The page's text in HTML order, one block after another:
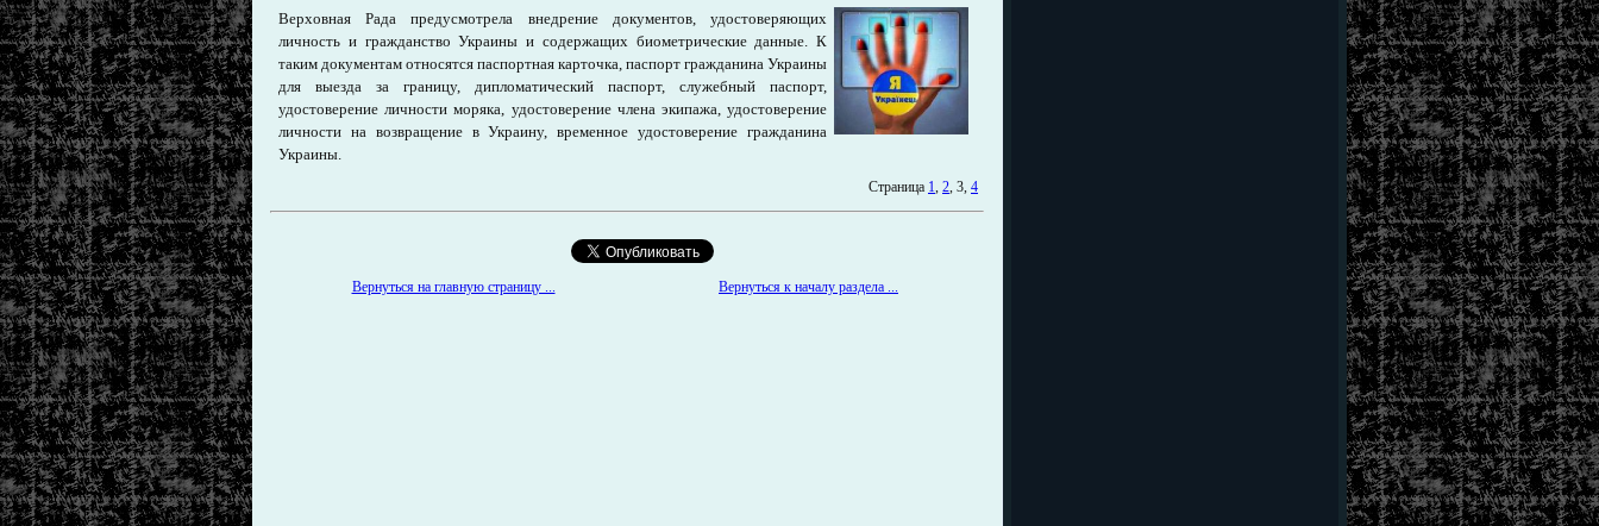
Верховная Рада предусмотрела внедрение документов, удостоверяющих
личность и гражданство Украины и содержащих биометрические данные. К
таким документам относятся паспортная карточка, паспорт гражданина Украины
для выезда за границу, дипломатический паспорт, служебный паспорт,
удостоверение личности моряка, удостоверение члена экипажа, удостоверение
личности на возвращение в Украину, временное удостоверение гражданина
Украины.
Страница 1, 2, 3, 4
Вернуться к началу раздела ...